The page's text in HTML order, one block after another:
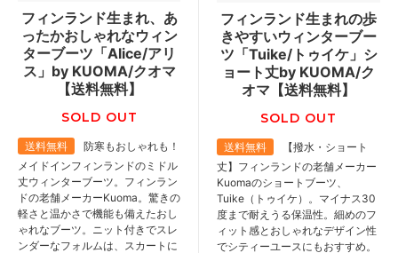
フィンランド生まれ、あ
ったかおしゃれなウィン
ターブーツ「Alice/アリ
ス」by KUOMA/クオマ
【送料無料】
SOLD OUT
送料無料
防寒もおしゃれも！
メイドインフィンランドのミドル
丈ウィンターブーツ。フィンラン
ドの老舗メーカーKuoma。驚きの
軽さと温かさで機能も備えたおし
ゃれなブーツ。ニット付きでスレ
ンダーなフォルムは、スカートに
フィンランド生まれの歩
きやすいウィンターブー
ツ「Tuike/トゥイケ」シ
ョート丈by KUOMA/ク
オマ【送料無料】
SOLD OUT
送料無料
【撥水・ショート
丈】フィンランドの老舗メーカー
Kuomaのショートブーツ、
Tuike（トゥイケ）。マイナス30
度まで耐えうる保温性。細めのフ
ィット感とおしゃれなデザイン性
でシティーユースにもおすすめ。